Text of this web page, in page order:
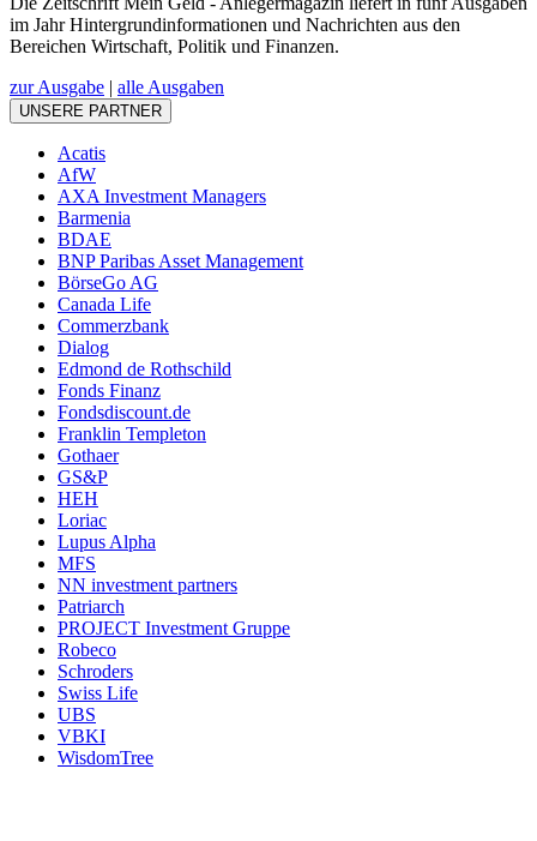
im Jahr Hintergrundinformationen und Nachrichten aus den
Bereichen Wirtschaft, Politik und Finanzen.
zur Ausgabe | alle Ausgaben
UNSERE PARTNER
Acatis
AfW
AXA Investment Managers
Barmenia
BDAE
BNP Paribas Asset Management
BörseGo AG
Canada Life
Commerzbank
Dialog
Edmond de Rothschild
Fonds Finanz
Fondsdiscount.de
Franklin Templeton
Gothaer
GS&P
HEH
Loriac
Lupus Alpha
MFS
NN investment partners
Patriarch
PROJECT Investment Gruppe
Robeco
Schroders
Swiss Life
UBS
VBKI
WisdomTree